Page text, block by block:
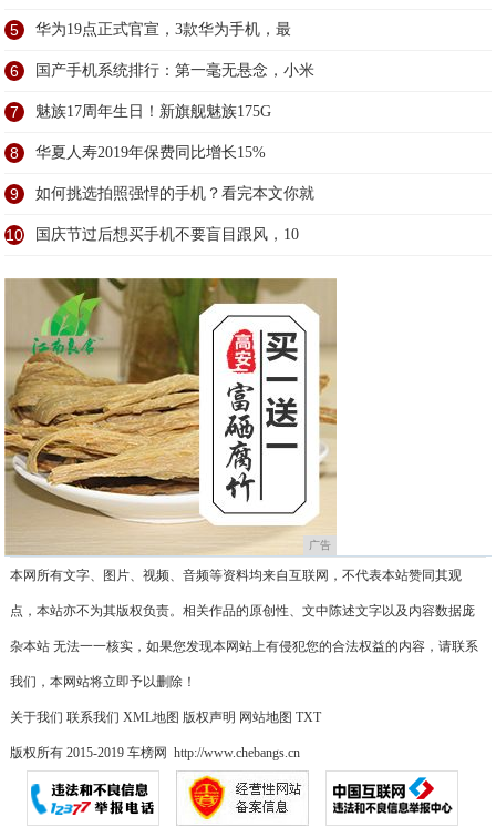
5 华为19点正式官宣，3款华为手机，最
6 国产手机系统排行：第一毫无悬念，小米
7 魅族17周年生日！新旗舰魅族175G
8 华夏人寿2019年保费同比增长15%
9 如何挑选拍照强悍的手机？看完本文你就
10 国庆节过后想买手机不要盲目跟风，10
广告
本网所有文字、图片、视频、音频等资料均来自互联网，不代表本站赞同其观
点，本站亦不为其版权负责。相关作品的原创性、文中陈述文字以及内容数据庞
杂本站 无法一一核实，如果您发现本网站上有侵犯您的合法权益的内容，请联系
我们，本网站将立即予以删除！
关于我们 联系我们 XML地图 版权声明 网站地图 TXT
版权所有 2015-2019 车榜网 http://www.chebangs.cn